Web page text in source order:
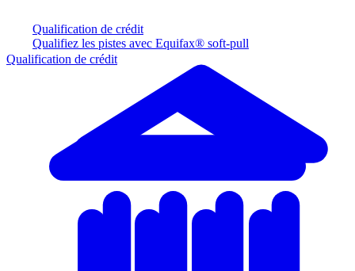
Qualification de crédit
Qualifiez les pistes avec Equifax® soft-pull
Qualification de crédit